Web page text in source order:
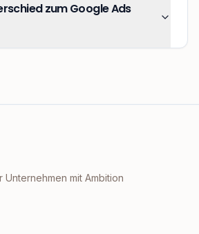
zum Google Ads
mit Ambition